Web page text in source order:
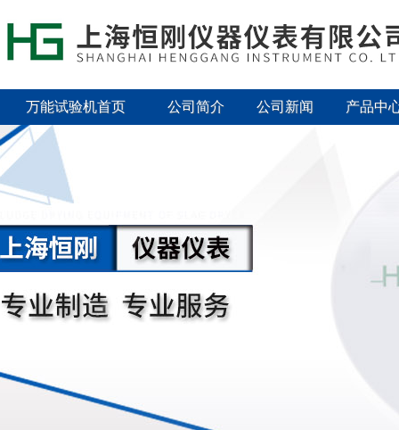
万能试验机首页 公司简介 公司新闻 产品中